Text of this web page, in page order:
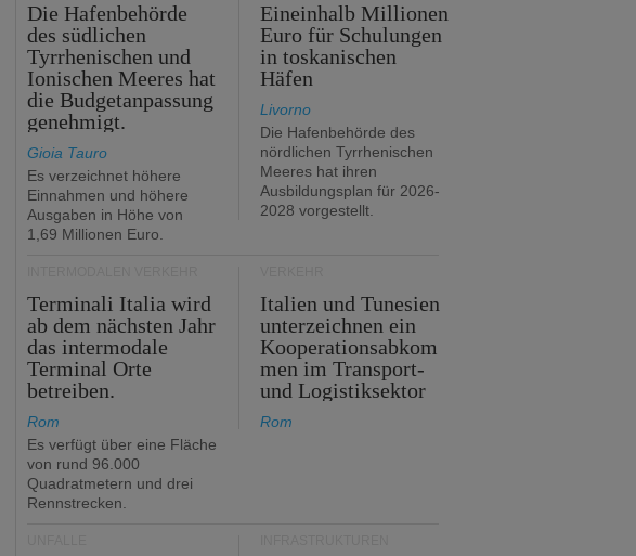
Die Hafenbehörde
des südlichen
Tyrrhenischen und
Ionischen Meeres hat
die Budgetanpassung
genehmigt.
Gioia Tauro
Es verzeichnet höhere
Einnahmen und höhere
Ausgaben in Höhe von
1,69 Millionen Euro.
Eineinhalb Millionen
Euro für Schulungen
in toskanischen
Häfen
Livorno
Die Hafenbehörde des
nördlichen Tyrrhenischen
Meeres hat ihren
Ausbildungsplan für 2026-
2028 vorgestellt.
Terminali Italia wird
ab dem nächsten Jahr
das intermodale
Terminal Orte
betreiben.
Rom
Es verfügt über eine Fläche
von rund 96.000
Quadratmetern und drei
Rennstrecken.
Italien und Tunesien
unterzeichnen ein
Kooperationsabkom
men im Transport-
und Logistiksektor
Rom